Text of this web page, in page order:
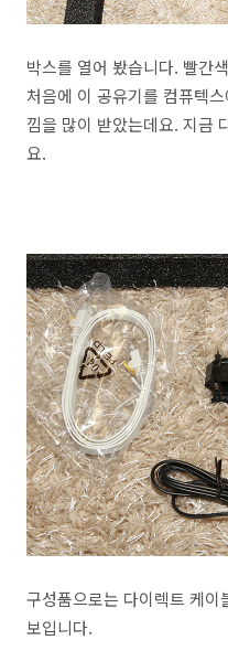
박스를 열어 봤습니다. 빨간
처음에 이 공유기를 컴퓨텍
낌을 많이 받았는데요. 지금
요.
구성품으로는 다이렉트 케
보입니다.